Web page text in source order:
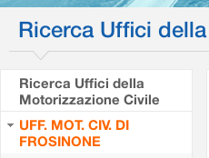
Ricerca Uffici
Ricerca Uffici della
Motorizzazione Civile
UFF. MOT. CIV. DI
FROSINONE